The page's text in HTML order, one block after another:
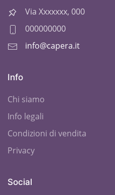
Via Xxxxxxx, 000
000000000
info@capera.it
Info
Chi siamo
Info legali
Condizioni di vendita
Privacy
Social